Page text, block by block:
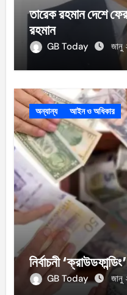
তারেক রহমান দেশে
রহমান
GB Today জানু
অন্যান্য আইন ও অধিকার
নির্বাচনী
GB Today জানু